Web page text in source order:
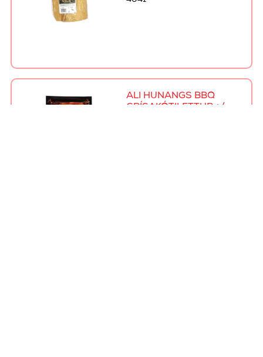
ALI HUNANGS BBQ
GRÍSAKÓTILETTUR +/-